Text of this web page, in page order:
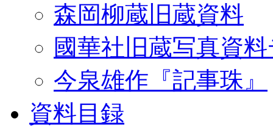
森岡柳蔵旧蔵資料
國華社旧蔵写真資
今泉雄作『記事珠』
資料目録